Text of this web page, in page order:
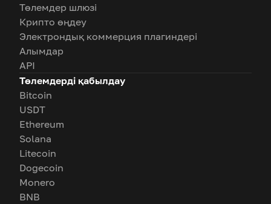
Төлемдер шлюзі
Крипто өңдеу
Электрондық коммерция плагиндері
Алымдар
API
Төлемдерді қабылдау
Bitcoin
USDT
Ethereum
Solana
Litecoin
Dogecoin
Monero
BNB